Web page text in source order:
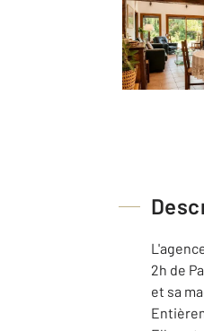
2h de
et sa